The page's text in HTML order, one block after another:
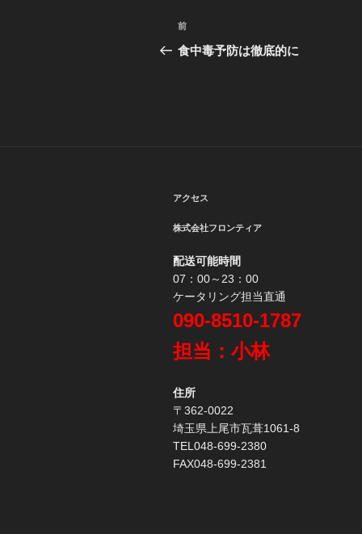
投
稿
シ
ョ
ン
前
の
前
食中毒予防は徹底的に
アクセス
株式会社フロンティア
配送可能時間
07：00～23：00
ケータリング担当直通
090-8510-1787
担当：小林
住所
〒362-0022
埼玉県上尾市瓦葺1061-8
TEL048-699-2380
FAX048-699-2381